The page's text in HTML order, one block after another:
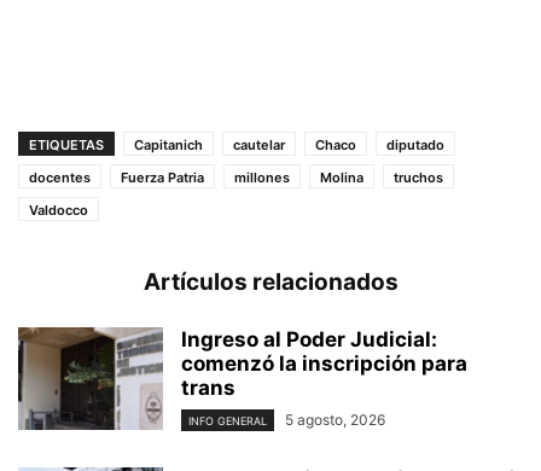
ETIQUETAS Capitanich cautelar Chaco
diputado
docentes
Fuerza Patria millones Molina
truchos
Valdocco
Artículos relacionados
Ingreso al Poder Judicial:
comenzó la inscripción para
trans
INFO GENERAL 5 agosto, 2026